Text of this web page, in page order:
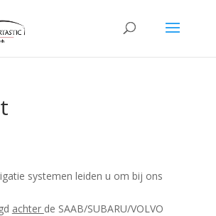
systemen leiden u om bij ons
achter de SAAB/SUBARU/VOLVO